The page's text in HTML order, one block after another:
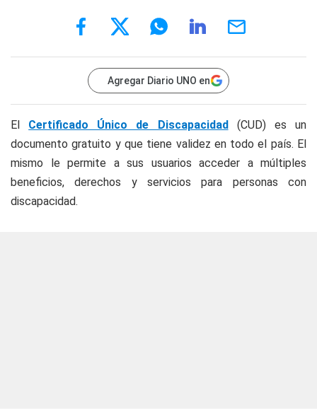
Agregar Diario UNO en
El Certificado Único de Discapacidad(CUD) es un
documento gratuito y que tiene validez en todo el país. El
mismo le permite a sus usuarios acceder a múltiples
beneficios, derechos y servicios para personas con
discapacidad.